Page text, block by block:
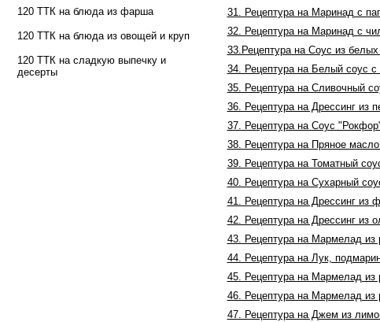
120 ТТК на блюда из фарша
120 ТТК на блюда из овощей и круп
120 ТТК на сладкую выпечку и
десерты
31. Рецептура на Маринад с
32. Рецептура на Маринад с
33.Рецептура на Соус из белых
34. Рецептура на Белый соус
35. Рецептура на Сливочный
36. Рецептура на Дрессинг из
37. Рецептура на Соус
38. Рецептура на Пряное
39. Рецептура на Томатный
40. Рецептура на Сухарный
41. Рецептура на Дрессинг из
42. Рецептура на Дрессинг из
43. Рецептура на Мармелад из
44. Рецептура на Лук,
45. Рецептура на Мармелад из
46. Рецептура на Мармелад из
47. Рецептура на Джем из